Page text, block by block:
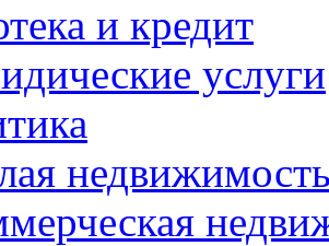
и кредит
услуги